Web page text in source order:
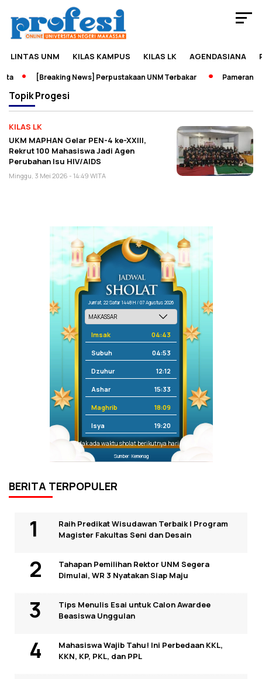
LINTAS UNM KILAS KAMPUS KILAS LK AGENDASIANA
[Breaking News] Perpustakaan UNM Terbakar Pameran
TopikProgesi
KILAS LK
UKM MAPHAN Gelar PEN-4 ke-XXIII,
Rekrut 100 Mahasiswa Jadi Agen
Perubahan Isu HIV/AIDS
Minggu, 3 Mei 2026 - 14:49 WITA
Jum'at, 22 Safar 1448 H / 07 Agustus 2026
Imsak 04:43
Subuh 04:53
Dzuhur 12:12
Ashar 15:33
Maghrib 18:09
Isya 19:20
Tidak ada waktu sholat berikutnya hari ini.
Sumber: Kemenag
BERITA TERPOPULER
Raih Predikat Wisudawan Terbaik I Program
Magister Fakultas Seni dan Desain
Tahapan Pemilihan Rektor UNM Segera
Dimulai, WR 3 Nyatakan Siap Maju
Tips Menulis Esai untuk Calon Awardee
Beasiswa Unggulan
Mahasiswa Wajib Tahu! Ini Perbedaan KKL,
KKN, KP, PKL, dan PPL